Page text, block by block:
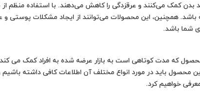
کمک می‌کنند و عرقزدگی را کاهش می‌دهند. با استفاده منظم از
همچنین، این محصولات می‌توانند از ایجاد مشکلات پوستی و
شما باشد.
که مدت کوتاهی است به بازار عرضه شده به افراد کمک می
محصول باید در مورد انواع مختلف آن اطلاعات کافی داشته
خواهیم کرد.